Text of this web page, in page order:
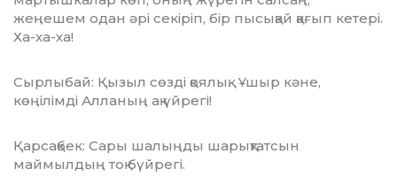
жеңешем одан әрі секіріп, бір пысықай қағып кетері.
Ха-ха-ха!
Сырлыбай: Қызыл сөзді қоялық. Ұшыр кәне,
көңілімді Алланың ақ үйрегі!
Қарсақбек: Сары шалыңды шарықтат­сын
маймылдың тоқ бүйрегі.